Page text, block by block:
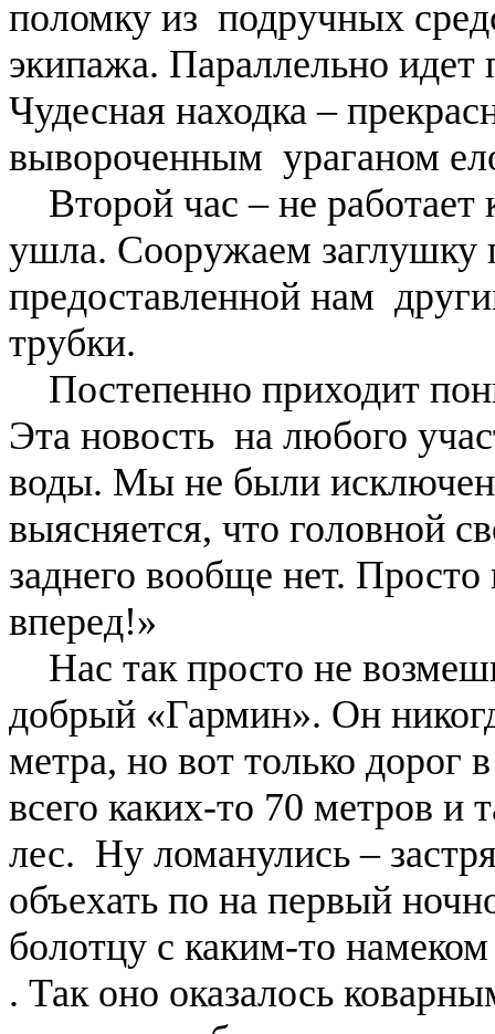
поломку из подручных
экипажа. Параллельно идет
Чудесная находка –
вывороченным ураганом
Второй час – не работает
ушла. Сооружаем
предоставленной нам
трубки.
Постепенно приходит
Эта новость на любого
воды. Мы не были
выясняется, что головной
заднего вообще нет.
вперед!»
Нас так просто не
добрый «Гармин». Он
метра, но вот только дорог
всего каких-то 70 метров и
лес. Ну ломанулись –
объехать по на первый
болотцу с каким-то
. Так оно оказалось